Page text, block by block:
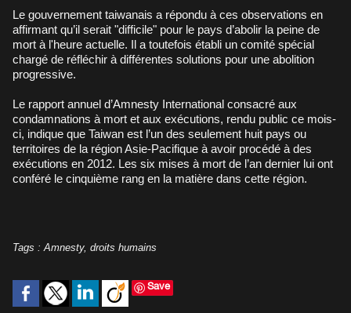
Le gouvernement taiwanais a répondu à ces observations en
affirmant qu’il serait "difficile" pour le pays d’abolir la peine de
mort à l'heure actuelle. Il a toutefois établi un comité spécial
chargé de réfléchir à différentes solutions pour une abolition
progressive.
Le rapport annuel d’Amnesty International consacré aux
condamnations à mort et aux exécutions, rendu public ce mois-
ci, indique que Taiwan est l’un des seulement huit pays ou
territoires de la région Asie-Pacifique à avoir procédé à des
exécutions en 2012. Les six mises à mort de l’an dernier lui ont
conféré le cinquième rang en la matière dans cette région.
Tags : Amnesty, droits humains
Save